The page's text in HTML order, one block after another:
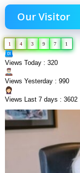
Our Visitor
1 4 3 9 7 1
Views Today : 320
Views Yesterday : 990
Views Last 7 days : 3602